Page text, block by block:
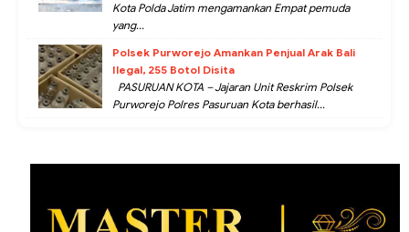
Kota Polda Jatim mengamankan Empat pemuda
yang...
Polsek Purworejo Amankan Penjual Arak Bali
Ilegal, 255 Botol Disita
PASURUAN KOTA – Jajaran Unit Reskrim Polsek
Purworejo Polres Pasuruan Kota berhasil...